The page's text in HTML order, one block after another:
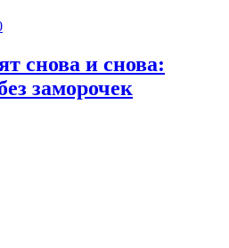
снова и снова:
заморочек